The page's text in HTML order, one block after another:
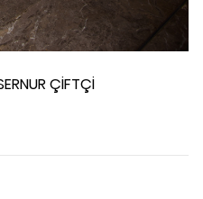
ÇİFTÇİ